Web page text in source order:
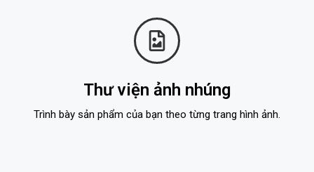
Thư viện ảnh nhúng
Trình bày sản phẩm của bạn theo từng trang hình ảnh.